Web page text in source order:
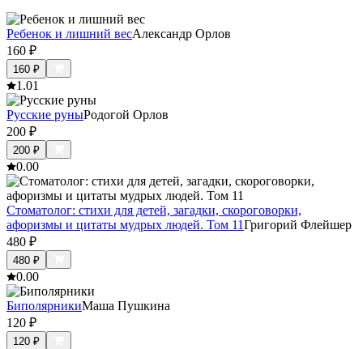
Ребенок и лишний весАлександр Орлов
160 ₽
160 ₽
1.01
Русские руныРодогой Орлов
200 ₽
200 ₽
0.00
Стоматолог: стихи для детей, загадки, скороговорки,
афоризмы и цитаты мудрых людей. Том 11Григорий Флейшер
480 ₽
480 ₽
0.00
БиполярникиМаша Пушкина
120 ₽
120 ₽